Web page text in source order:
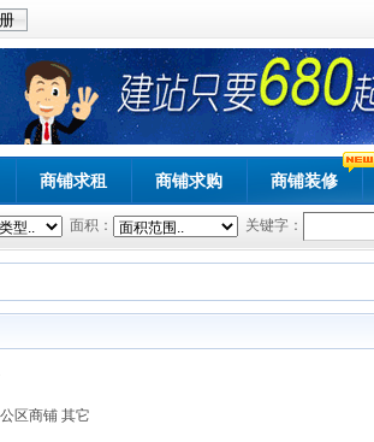
商铺求租 商铺求购 商铺装修
面积： 关键字：
区商铺 其它